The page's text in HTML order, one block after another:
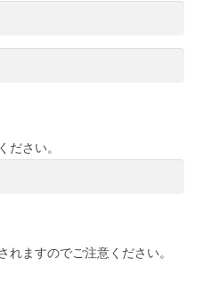
ださい。
れますのでご注意ください。